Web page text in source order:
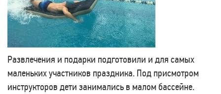
Развлечения и подарки подготовили и для самых
маленьких участников праздника. Под присмотром
инструкторов дети занимались в малом бассейне.